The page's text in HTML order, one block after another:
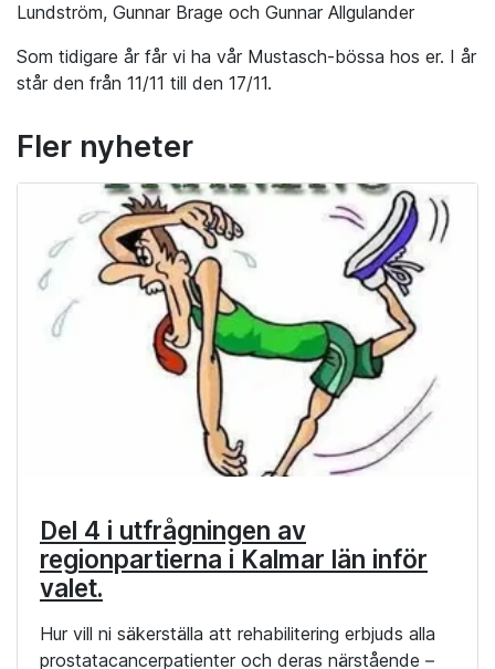
Lundström, Gunnar Brage och Gunnar Allgulander
Som tidigare år får vi ha vår Mustasch-bössa hos er. I år
står den från 11/11 till den 17/11.
Fler nyheter
Del 4 i utfrågningen av
regionpartierna i Kalmar län inför
valet.
Hur vill ni säkerställa att rehabilitering erbjuds alla
prostatacancerpatienter och deras närstående –